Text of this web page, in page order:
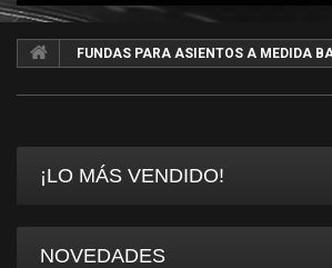
FUNDAS PARA ASIENTOS A MEDIDA
¡LO MÁS VENDIDO!
NOVEDADES